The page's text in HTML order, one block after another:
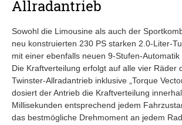
Allradantrieb
Sowohl die Limousine als auch der
neu konstruierten 230 PS starken 2.0-Liter-
mit einer ebenfalls neuen 9-Stufen-Automatik
Die Kraftverteilung erfolgt auf alle vier Räder
Twinster-Allradantrieb inklusive „Torque
dosiert der Antrieb die Kraftverteilung
Millisekunden entsprechend jedem
das bestmögliche Drehmoment an jedem